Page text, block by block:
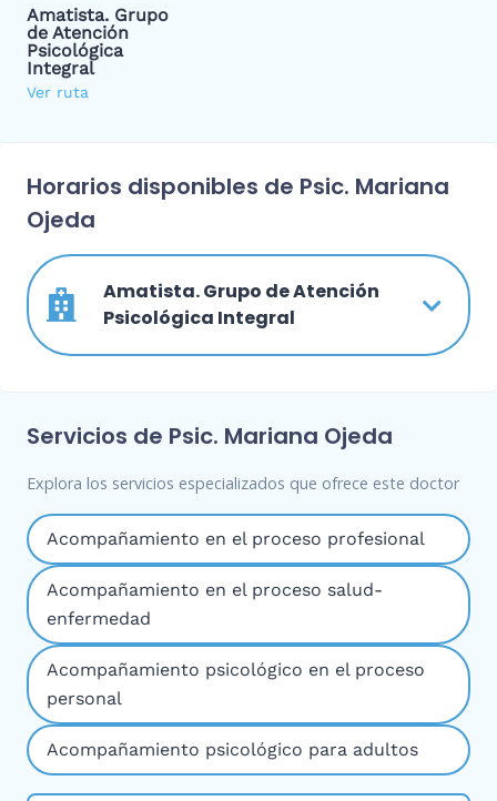
Amatista. Grupo
de Atención
Psicológica
Integral
Ver ruta
Horarios disponibles de Psic. Mariana
Ojeda
Amatista. Grupo de Atención
Psicológica Integral
Servicios de Psic. Mariana Ojeda
Explora los servicios especializados que ofrece este doctor
Acompañamiento en el proceso profesional
Acompañamiento en el proceso salud-
enfermedad
Acompañamiento psicológico en el proceso
personal
Acompañamiento psicológico para adultos